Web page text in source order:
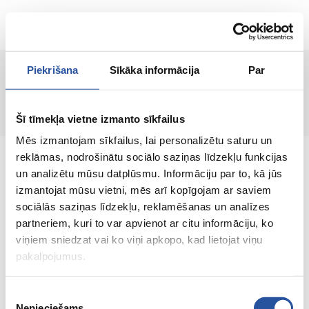
Piekrišana Sīkāka informācija Par
Šī tīmekļa vietne izmanto sīkfailus
Mēs izmantojam sīkfailus, lai personalizētu saturu un
reklāmas, nodrošinātu sociālo saziņas līdzekļu funkcijas
un analizētu mūsu datplūsmu. Informāciju par to, kā jūs
izmantojat mūsu vietni, mēs arī kopīgojam ar saviem
sociālās saziņas līdzekļu, reklamēšanas un analīzes
partneriem, kuri to var apvienot ar citu informāciju, ko
viņiem sniedzat vai ko viņi apkopo, kad lietojat viņu
pakalpojumus.
ET
Lehte ei leitud!
Veebipoodi soodsate hindade ja kvaliteetsete
toodetega, kus kliendi rahulolu on meie
peamine väärtus.
Koik sinu kodu ja aia jaoks!